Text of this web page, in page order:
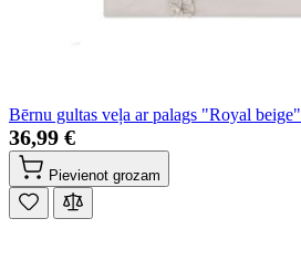
Bērnu gultas veļa ar palags "Royal beige"
36,99 €
Pievienot grozam